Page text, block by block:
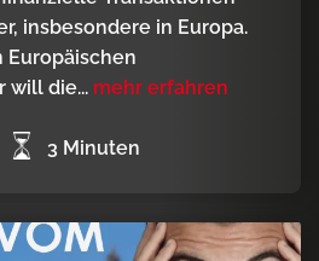
insbesondere in Europa.
will die... mehr erfahren
3 Minuten